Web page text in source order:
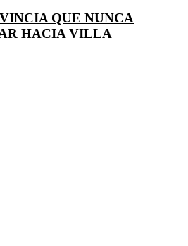
QUE NUNCA
HACIA VILLA